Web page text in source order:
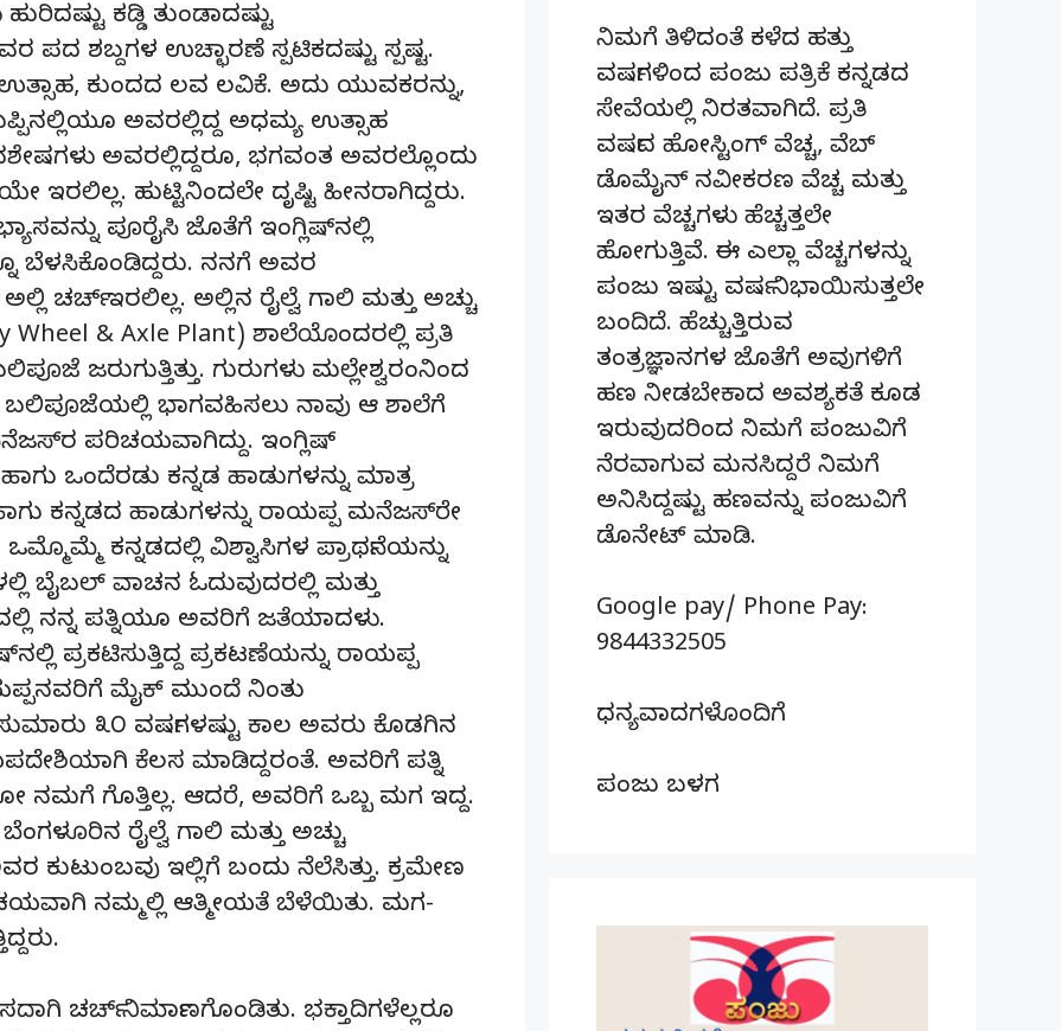
ಕಡ್ಡಿ ತುಂಡಾದಷ್ಟು
ಪದ ಶಬ್ದಗಳ ಉಚ್ಛಾರಣೆ ಸ್ಪಟಿಕದಷ್ಟು ಸ್ಪಷ್ಟ.
ಕುಂದದ ಲವ ಲವಿಕೆ. ಅದು ಯುವಕರನ್ನು,
ಅವರಲ್ಲಿದ್ದ ಅಧಮ್ಯ ಉತ್ಸಾಹ
ಅವರಲ್ಲಿದ್ದರೂ, ಭಗವಂತ ಅವರಲ್ಲೊಂದು
ಇರಲಿಲ್ಲ. ಹುಟ್ಟಿನಿಂದಲೇ ದೃಷ್ಟಿ ಹೀನರಾಗಿದ್ದರು.
ಪೂರೈಸಿ ಜೊತೆಗೆ ಇಂಗ್ಲಿಷ್‌ನಲ್ಲಿ
ಬೆಳಸಿಕೊಂಡಿದ್ದರು. ನನಗೆ ಅವರ
ಚರ್ಚ್ ಇರಲಿಲ್ಲ. ಅಲ್ಲಿನ ರೈಲ್ವೆ ಗಾಲಿ ಮತ್ತು ಅಚ್ಚು
Wheel & Axle Plant) ಶಾಲೆಯೊಂದರಲ್ಲಿ ಪ್ರತಿ
ಜರುಗುತ್ತಿತ್ತು. ಗುರುಗಳು ಮಲ್ಲೇಶ್ವರಂನಿಂದ
ಬಲಿಪೂಜೆಯಲ್ಲಿ ಭಾಗವಹಿಸಲು ನಾವು ಆ ಶಾಲೆಗೆ
ಪರಿಚಯವಾಗಿದ್ದು. ಇಂಗ್ಲಿಷ್
ಒಂದೆರಡು ಕನ್ನಡ ಹಾಡುಗಳನ್ನು ಮಾತ್ರ
ಕನ್ನಡದ ಹಾಡುಗಳನ್ನು ರಾಯಪ್ಪ ಮನೆಜಸ್‌ರೇ
ಕನ್ನಡದಲ್ಲಿ ವಿಶ್ವಾಸಿಗಳ ಪ್ರಾರ್ಥನೆಯನ್ನು
ಬೈಬಲ್ ವಾಚನ ಓದುವುದರಲ್ಲಿ ಮತ್ತು
ನನ್ನ ಪತ್ನಿಯೂ ಅವರಿಗೆ ಜತೆಯಾದಳು.
ಪ್ರಕಟಿಸುತ್ತಿದ್ದ ಪ್ರಕಟಣೆಯನ್ನು ರಾಯಪ್ಪ
ಮೈಕ್ ಮುಂದೆ ನಿಂತು
೩೦ ವರ್ಷಗಳಷ್ಟು ಕಾಲ ಅವರು ಕೊಡಗಿನ
ಕೆಲಸ ಮಾಡಿದ್ದರಂತೆ. ಅವರಿಗೆ ಪತ್ನಿ
ನಮಗೆ ಗೊತ್ತಿಲ್ಲ. ಆದರೆ, ಅವರಿಗೆ ಒಬ್ಬ ಮಗ ಇದ್ದ.
ರೈಲ್ವೆ ಗಾಲಿ ಮತ್ತು ಅಚ್ಚು
ಕುಟುಂಬವು ಇಲ್ಲಿಗೆ ಬಂದು ನೆಲೆಸಿತ್ತು. ಕ್ರಮೇಣ
ನಮ್ಮಲ್ಲಿ ಆತ್ಮೀಯತೆ ಬೆಳೆಯಿತು. ಮಗ-
ಚರ್ಚ್ ನಿರ್ಮಾಣಗೊಂಡಿತು. ಭಕ್ತಾದಿಗಳೆಲ್ಲರೂ
ನಿಮಗೆ ತಿಳಿದಂತೆ ಕಳೆದ ಹತ್ತು
ವರ್ಷಗಳಿಂದ ಪಂಜು ಪತ್ರಿಕೆ ಕನ್ನಡದ
ಸೇವೆಯಲ್ಲಿ ನಿರತವಾಗಿದೆ. ಪ್ರತಿ
ವರ್ಷದ ಹೋಸ್ಟಿಂಗ್‌ ವೆಚ್ಚ, ವೆಬ್‌
ಡೊಮೈನ್‌ ನವೀಕರಣ ವೆಚ್ಚ ಮತ್ತು
ಇತರ ವೆಚ್ಚಗಳು ಹೆಚ್ಚತ್ತಲೇ
ಹೋಗುತ್ತಿವೆ. ಈ ಎಲ್ಲಾ ವೆಚ್ಚಗಳನ್ನು
ಪಂಜು ಇಷ್ಟು ವರ್ಷ ನಿಭಾಯಿಸುತ್ತಲೇ
ಬಂದಿದೆ. ಹೆಚ್ಚುತ್ತಿರುವ
ತಂತ್ರಜ್ಞಾನಗಳ ಜೊತೆಗೆ ಅವುಗಳಿಗೆ
ಹಣ ನೀಡಬೇಕಾದ ಅವಶ್ಯಕತೆ ಕೂಡ
ಇರುವುದರಿಂದ ನಿಮಗೆ ಪಂಜುವಿಗೆ
ನೆರವಾಗುವ ಮನಸಿದ್ದರೆ ನಿಮಗೆ
ಅನಿಸಿದ್ದಷ್ಟು ಹಣವನ್ನು ಪಂಜುವಿಗೆ
ಡೊನೇಟ್‌ ಮಾಡಿ.
Google pay/ Phone Pay:
9844332505
ಧನ್ಯವಾದಗಳೊಂದಿಗೆ
ಪಂಜು ಬಳಗ